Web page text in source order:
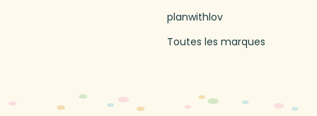
planwithlov
Toutes les marques